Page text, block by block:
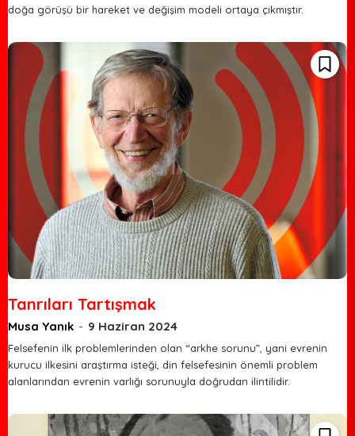
doğa görüşü bir hareket ve değişim modeli ortaya çıkmıştır.
Tanrıları Tartışmak
Musa Yanık - 9 Haziran 2024
Felsefenin ilk problemlerinden olan “arkhe sorunu”, yani evrenin
kurucu ilkesini araştırma isteği, din felsefesinin önemli problem
alanlarından evrenin varlığı sorunuyla doğrudan ilintilidir.